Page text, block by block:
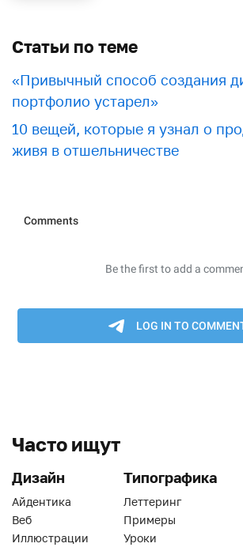
Статьи по теме
«Привычный способ создания
портфолио устарел»
10 вещей, которые я узнал о
живя в отшельничестве
Часто ищут
Дизайн
Айдентика
Веб
Иллюстрации
Типографика
Леттеринг
Примеры
Уроки